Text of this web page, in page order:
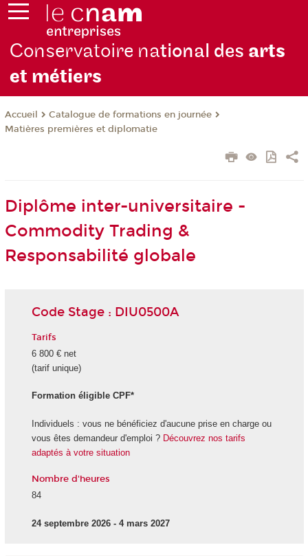
Conservatoire national des arts
et métiers
Accueil
Catalogue de formations en journée
Matières premières et diplomatie
Diplôme inter-universitaire -
Commodity Trading &
Responsabilité globale
Code Stage : DIU0500A
Tarifs
6 800 € net
(tarif unique)
Formation éligible CPF*
Individuels : vous ne bénéficiez d'aucune prise en charge ou
vous êtes demandeur d'emploi ? Découvrez nos tarifs
adaptés à votre situation
Nombre d'heures
84
24 septembre 2026 - 4 mars 2027